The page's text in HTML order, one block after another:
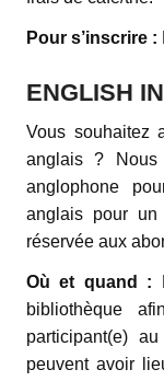
Pour s’inscrire :
ENGLISH
Vous souhaitez
anglais ? Nous
anglophone
anglais pour
réservée aux
Où et quand :
bibliothèque
participant(e)
peuvent avoir